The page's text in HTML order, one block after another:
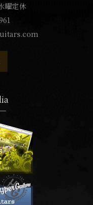
曜定休